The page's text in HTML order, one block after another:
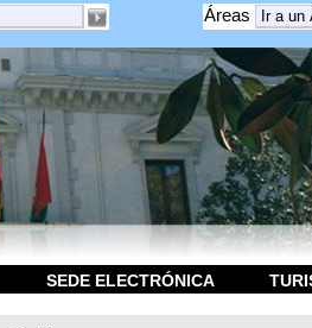
Áreas
SEDE ELECTRÓNICA